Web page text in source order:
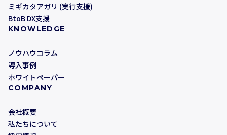
ミギカタアガリ (実行支援)
BtoB DX支援
KNOWLEDGE
ノウハウコラム
導入事例
ホワイトペーパー
COMPANY
会社概要
私たちについて